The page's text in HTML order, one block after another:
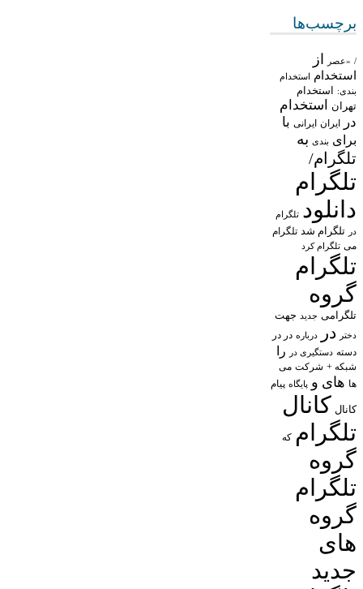
برچسب‌ها
/ «عصر از
استخدام استخدام
بندی: استخدام
تهران
استخدام
در
ایران ایرانی با
برای بندی به
تلگرام/
تلگرام
دانلود تلگرام
در تلگرام شد تلگرام
می تلگرام کرد
تلگرام
گروه
تلگرامی جدید جهت
دختر در درباره در در
دسته دستگیری در را
شبکه + شرکت می
ها های و پایگاه پیام
کانال کانال
تلگرام که
گروه
تلگرام
گروه
های
جدید